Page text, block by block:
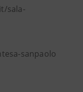
sala-
sanpaolo